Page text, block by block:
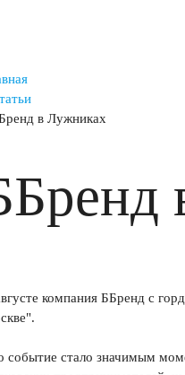
в Лужниках
компания ББренд с
событие стало значимым